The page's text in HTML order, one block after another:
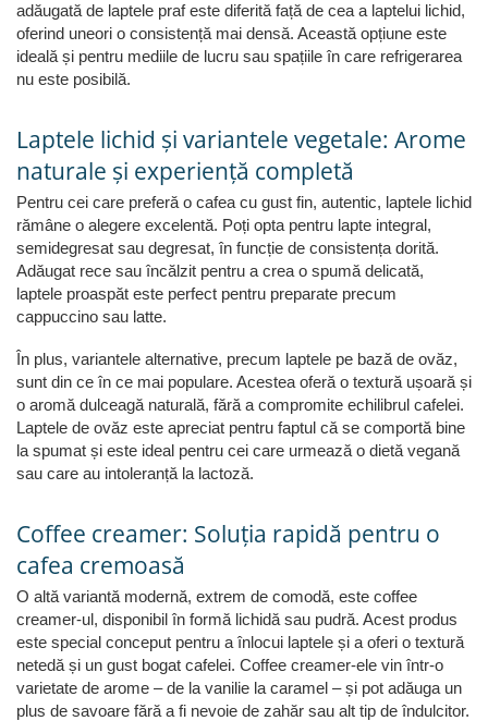
adăugată de laptele praf este diferită față de cea a laptelui lichid,
oferind uneori o consistență mai densă. Această opțiune este
ideală și pentru mediile de lucru sau spațiile în care refrigerarea
nu este posibilă.
Laptele lichid și variantele vegetale: Arome
naturale și experiență completă
Pentru cei care preferă o cafea cu gust fin, autentic, laptele lichid
rămâne o alegere excelentă. Poți opta pentru lapte integral,
semidegresat sau degresat, în funcție de consistența dorită.
Adăugat rece sau încălzit pentru a crea o spumă delicată,
laptele proaspăt este perfect pentru preparate precum
cappuccino sau latte.
În plus, variantele alternative, precum laptele pe bază de ovăz,
sunt din ce în ce mai populare. Acestea oferă o textură ușoară și
o aromă dulceagă naturală, fără a compromite echilibrul cafelei.
Laptele de ovăz este apreciat pentru faptul că se comportă bine
la spumat și este ideal pentru cei care urmează o dietă vegană
sau care au intoleranță la lactoză.
Coffee creamer: Soluția rapidă pentru o
cafea cremoasă
O altă variantă modernă, extrem de comodă, este coffee
creamer-ul, disponibil în formă lichidă sau pudră. Acest produs
este special conceput pentru a înlocui laptele și a oferi o textură
netedă și un gust bogat cafelei. Coffee creamer-ele vin într-o
varietate de arome – de la vanilie la caramel – și pot adăuga un
plus de savoare fără a fi nevoie de zahăr sau alt tip de îndulcitor.